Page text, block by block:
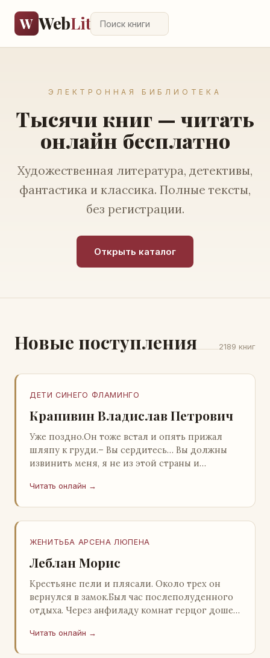
W WebLit
ЭЛЕКТРОННАЯ БИБЛИОТЕКА
Тысячи книг — читать
онлайн бесплатно
Художественная литература, детективы,
фантастика и классика. Полные тексты,
без регистрации.
Открыть каталог
Новые поступления 2189 книг
ДЕТИ СИНЕГО ФЛАМИНГО
Крапивин Владислав Петрович
Уже поздно.Он тоже встал и опять прижал
шляпу к груди.– Вы сердитесь… Вы должны
извинить меня, я не из этой страны и
прошу: выс…
Читать онлайн →
ЖЕНИТЬБА АРСЕНА ЛЮПЕНА
Леблан Морис
Крестьяне пели и плясали. Около трех он
вернулся в замок.Был час послеполуденного
отдыха. Через анфиладу комнат герцог дошел
во…
Читать онлайн →